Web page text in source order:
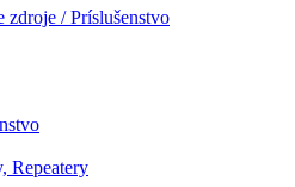
/ Príslušenstvo
Repeatery